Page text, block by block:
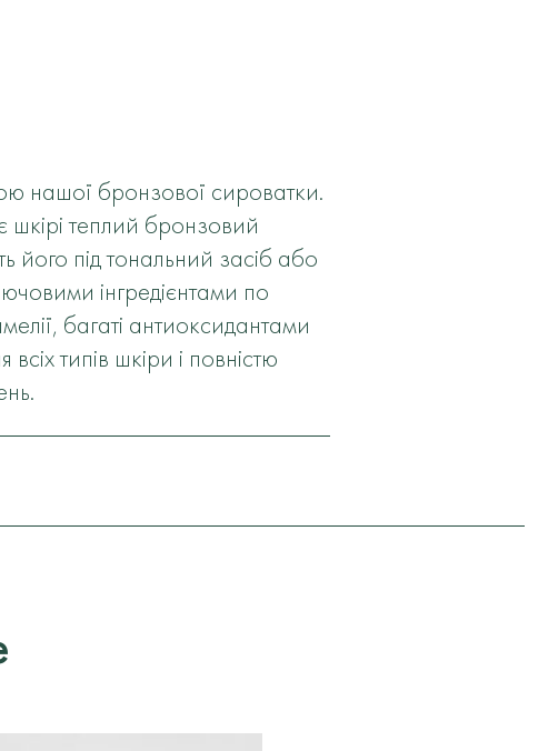
нашої бронзової сироватки.
шкірі теплий бронзовий
його під тональний засіб або
інгредієнтами по
багаті антиоксидантами
типів шкіри і повністю